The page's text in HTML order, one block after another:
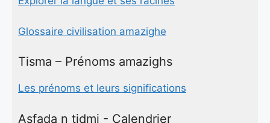
Glossaire civilisation amazighe
Tisma – Prénoms amazighs
Les prénoms et leurs significations
Asfada n tidmi - Calendrier